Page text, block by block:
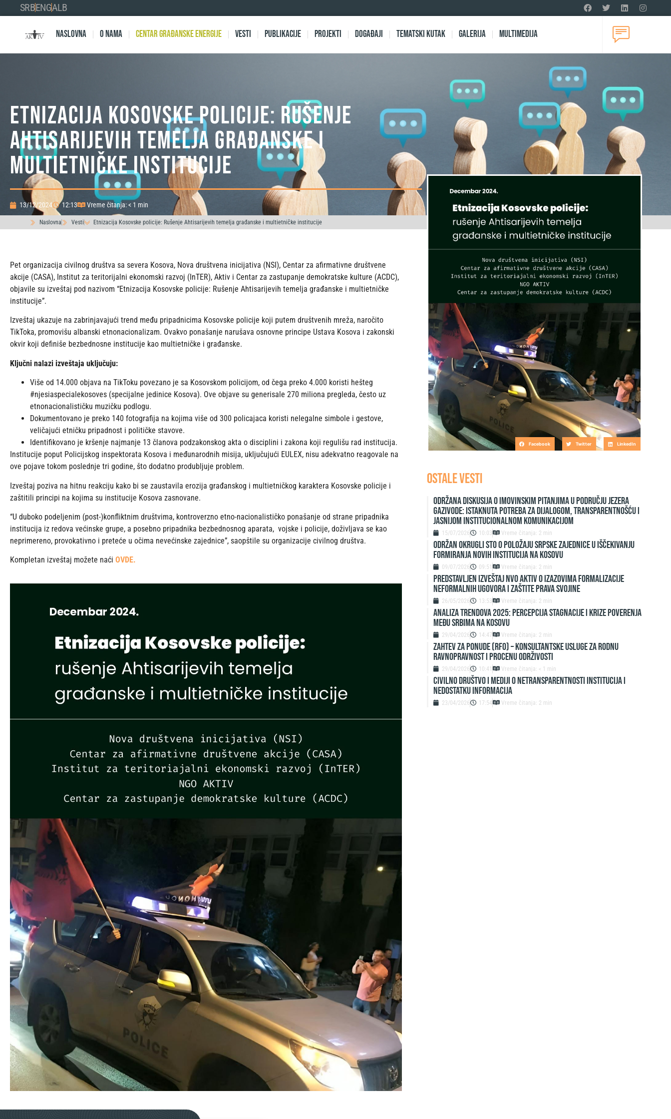
SRBENGALB
Naslovna O nama Centar Građanske Energije Vesti Publikacije Projekti Događaji Tematski kutak Galerija Multimedija
Etnizacija Kosovske policije: Rušenje
Ahtisarijevih temelja građanske i
multietničke institucije
13/12/2024 12:13 Vreme čitanja: < 1 min
Naslovna Vesti Etnizacija Kosovske policije: Rušenje Ahtisarijevih temelja građanske i multietničke institucije
Pet organizacija civilnog društva sa severa Kosova, Nova društvena inicijativa (NSI), Centar za afirmativne društvene
akcije (CASA), Institut za teritorijalni ekonomski razvoj (InTER), Aktiv i Centar za zastupanje demokratske kulture (ACDC),
objavile su izveštaj pod nazivom “Etnizacija Kosovske policije: Rušenje Ahtisarijevih temelja građanske i multietničke
institucije”.
Izveštaj ukazuje na zabrinjavajući trend među pripadnicima Kosovske policije koji putem društvenih mreža, naročito
TikToka, promovišu albanski etnonacionalizam. Ovakvo ponašanje narušava osnovne principe Ustava Kosova i zakonski
okvir koji definiše bezbednosne institucije kao multietničke i građanske.
Ključni nalazi izveštaja uključuju:
Više od 14.000 objava na TikToku povezano je sa Kosovskom policijom, od čega preko 4.000 koristi hešteg
#njesiaspecialekosoves (specijalne jedinice Kosova). Ove objave su generisale 270 miliona pregleda, često uz
etnonacionalističku muzičku podlogu.
Dokumentovano je preko 140 fotografija na kojima više od 300 policajaca koristi nelegalne simbole i gestove,
veličajući etničku pripadnost i političke stavove.
Identifikovano je kršenje najmanje 13 članova podzakonskog akta o disciplini i zakona koji regulišu rad institucija.
Institucije poput Policijskog inspektorata Kosova i međunarodnih misija, uključujući EULEX, nisu adekvatno reagovale na
ove pojave tokom poslednje tri godine, što dodatno produbljuje problem.
Izveštaj poziva na hitnu reakciju kako bi se zaustavila erozija građanskog i multietničkog karaktera Kosovske policije i
zaštitili principi na kojima su institucije Kosova zasnovane.
“U duboko podeljenim (post-)konfliktnim društvima, kontroverzno etno-nacionalističko ponašanje od strane pripadnika
institucija iz redova većinske grupe, a posebno pripadnika bezbednosnog aparata, vojske i policije, doživljava se kao
neprimereno, provokativno i preteće u očima nevećinske zajednice”, saopštile su organizacije civilnog društva.
Kompletan izveštaj možete naći OVDE.
Facebook Twitter LinkedIn
OSTALE VESTI
Održana diskusija o imovinskim pitanjima u području jezera
Gazivode: Istaknuta potreba za dijalogom, transparentnošću i
jasnijom institucionalnom komunikacijom
15/07/2026 10:03 Vreme čitanja: 2 min
ODRŽAN OKRUGLI STO O POLOŽAJU SRPSKE ZAJEDNICE U IŠČEKIVANJU
FORMIRANJA NOVIH INSTITUCIJA NA KOSOVU
09/07/2026 09:51 Vreme čitanja: 2 min
Predstavljen izveštaj NVO Aktiv o izazovima formalizacije
neformalnih ugovora i zaštite prava svojine
26/05/2026 13:53 Vreme čitanja: 2 min
ANALIZA TRENDOVA 2025: PERCEPCIJA STAGNACIJE I KRIZE POVERENJA
MEĐU SRBIMA NA KOSOVU
29/04/2026 14:47 Vreme čitanja: 2 min
ZAHTEV ZA PONUDE (RFO) – Konsultantske usluge za rodnu
ravnopravnost i procenu održivosti
29/04/2026 10:41 Vreme čitanja: < 1 min
Civilno društvo i mediji o netransparentnosti institucija i
nedostatku informacija
23/04/2026 17:54 Vreme čitanja: 2 min